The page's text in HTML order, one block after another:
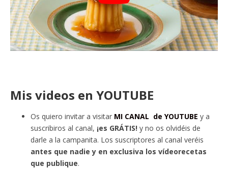
Mis videos en YOUTUBE
Os quiero invitar a visitar MI CANAL de YOUTUBE y a
suscribiros al canal, ¡es GRÁTIS! y no os olvidéis de
darle a la campanita. Los suscriptores al canal veréis
antes que nadie y en exclusiva los vídeorecetas
que publique.